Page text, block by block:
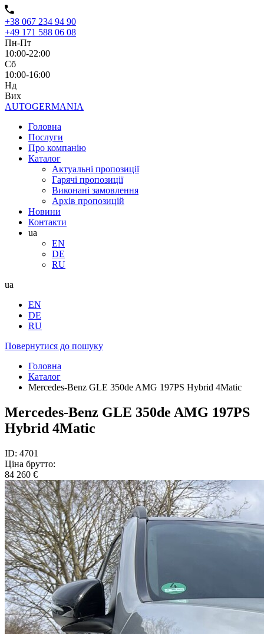
+38 067 234 94 90
+49 171 588 06 08
Пн-Пт
10:00-22:00
Сб
10:00-16:00
Нд
Вих
AUTOGERMANIA
Головна
Послуги
Про компанію
Каталог
Актуальні пропозиції
Гарячі пропозиції
Виконані замовлення
Архів пропозицій
Новини
Контакти
ua
EN
DE
RU
ua
EN
DE
RU
Повернутися до пошуку
Головна
Каталог
Mercedes-Benz GLE 350de AMG 197PS Hybrid 4Matic
Mercedes-Benz GLE 350de AMG 197PS
Hybrid 4Matic
ID: 4701
Ціна брутто:
84 260 €